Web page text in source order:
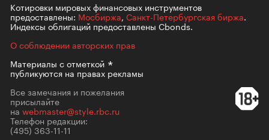
Котировки мировых финансовых инструментов
предоставлены: Мосбиржа, Санкт-Петербургская биржа.
Индексы облигаций предоставлены Cbonds.
О соблюдении авторских прав
Материалы сотметкой
публикуются на правах рекламы
Все замечания и пожелания
присылайте
на webmaster@style.rbc.ru
Телефон редакции:
(495) 363-11-11